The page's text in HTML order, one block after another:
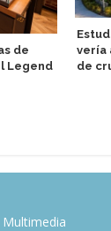
de
Legend
vería
de
Multimedia